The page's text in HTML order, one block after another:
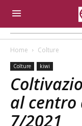
Home Colture
Colture kiwi
al
7/2021